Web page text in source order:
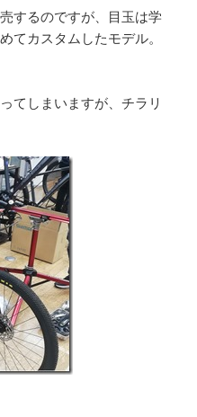
するのですが、目玉は学
てカスタムしたモデル。
てしまいますが、チラリ